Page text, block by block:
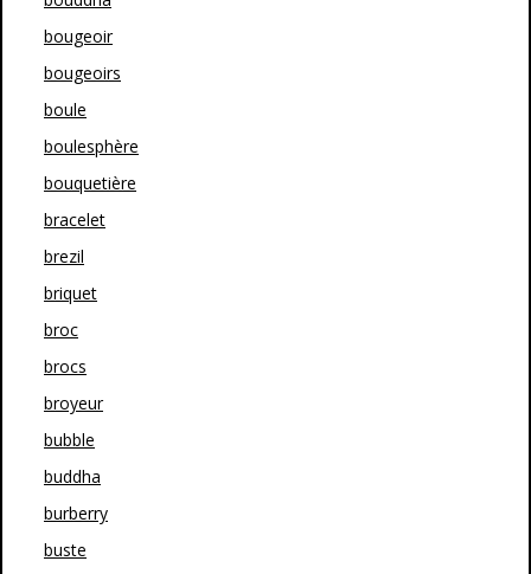
bougeoir
bougeoirs
boule
boulesphère
bouquetière
bracelet
brezil
briquet
broc
brocs
broyeur
bubble
buddha
burberry
buste